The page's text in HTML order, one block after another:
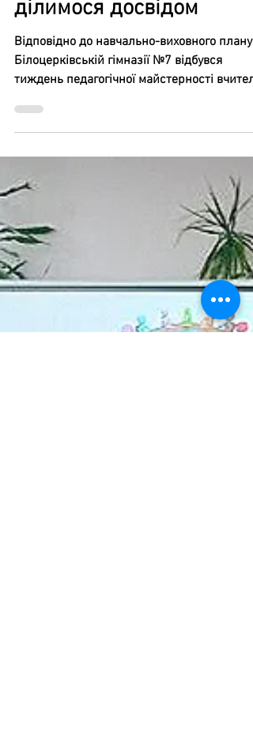
8 груд. 2025 р.
Методична робота
Розкриваємо таланти та
ділимося досвідом
Відповідно до навчально-виховного плану у
Білоцерківській гімназії №7 відбувся
тиждень педагогічної майстерності
початкових класів. Протягом тижня наші